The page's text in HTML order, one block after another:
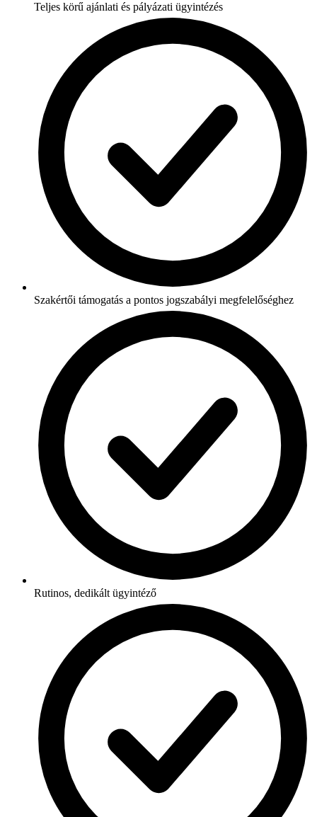
Teljes körű ajánlati és pályázati ügyintézés
Szakértői támogatás a pontos jogszabályi megfelelőséghez
Rutinos, dedikált ügyintéző